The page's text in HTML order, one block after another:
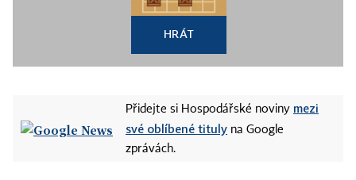
HRÁT
Přidejte si Hospodářské noviny mezi
své oblíbené tituly na Google
zprávách.